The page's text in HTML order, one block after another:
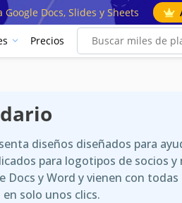
Docs, Slides y Sheets
Precios
diseños diseñados para
para logotipos de socios
y Word y vienen con
solo unos clics.